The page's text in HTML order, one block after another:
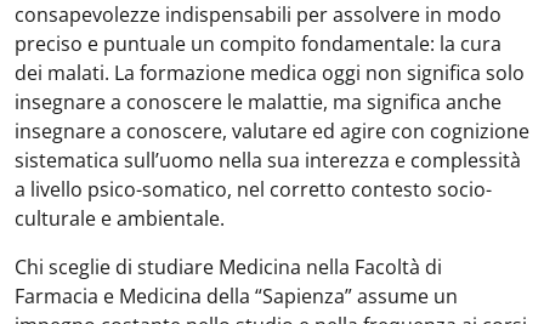
consapevolezze indispensabili per assolvere in modo
preciso e puntuale un compito fondamentale: la cura
dei malati. La formazione medica oggi non significa solo
insegnare a conoscere le malattie, ma significa anche
insegnare a conoscere, valutare ed agire con cognizione
sistematica sull’uomo nella sua interezza e complessità
a livello psico-somatico, nel corretto contesto socio-
culturale e ambientale.
Chi sceglie di studiare Medicina nella Facoltà di
Farmacia e Medicina della “Sapienza” assume un